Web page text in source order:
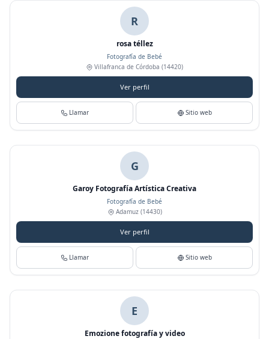
R
rosa téllez
Fotografía de Bebé
Villafranca de Córdoba (14420)
Ver perfil
Llamar Sitio web
G
Garoy Fotografía Artística Creativa
Fotografía de Bebé
Adamuz(14430)
Ver perfil
Llamar Sitio web
E
Emozione fotografía y video